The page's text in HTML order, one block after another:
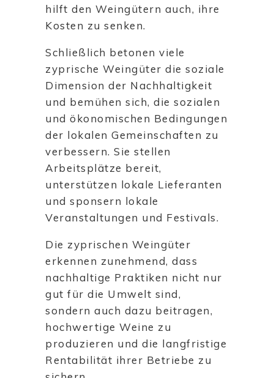
hilft den Weingütern auch, ihre
Kosten zu senken.
Schließlich betonen viele
zyprische Weingüter die soziale
Dimension der Nachhaltigkeit
und bemühen sich, die sozialen
und ökonomischen Bedingungen
der lokalen Gemeinschaften zu
verbessern. Sie stellen
Arbeitsplätze bereit,
unterstützen lokale Lieferanten
und sponsern lokale
Veranstaltungen und Festivals.
Die zyprischen Weingüter
erkennen zunehmend, dass
nachhaltige Praktiken nicht nur
gut für die Umwelt sind,
sondern auch dazu beitragen,
hochwertige Weine zu
produzieren und die langfristige
Rentabilität ihrer Betriebe zu